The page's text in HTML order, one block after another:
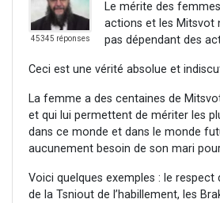
45345 réponses
Le mérite des
actions et les Mitsvot
pas dépendant des
Ceci est une vérité absolue et
La femme a des centaines de
et qui lui permettent de mériter les
dans ce monde et dans le monde
aucunement besoin de son mari
Voici quelques exemples : le respect
de la Tsniout de l’habillement, les